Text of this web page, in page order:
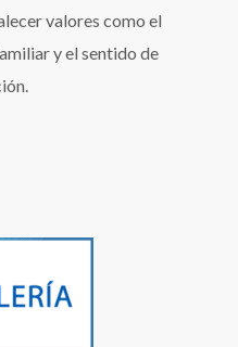
valores como el
y el sentido de